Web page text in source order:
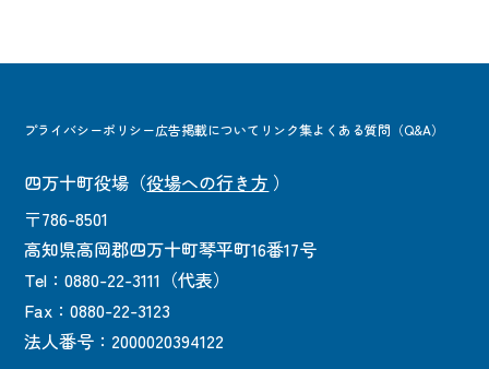
プライバシーポリシー広告掲載について リンク集よくある質問（Q&A）
四万十町役場 （役場への行き方 ）
〒786-8501
高知県高岡郡四万十町琴平町16番17号
Tel：0880-22-3111（代表）
Fax：0880-22-3123
法人番号：2000020394122